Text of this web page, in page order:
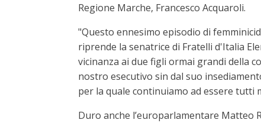
Regione Marche, Francesco Acquaroli.
"Questo ennesimo episodio di
riprende la senatrice di Fratelli d'Italia
vicinanza ai due figli ormai grandi della
nostro esecutivo sin dal suo
per la quale continuiamo ad essere tutti
Duro anche l’europarlamentare Matteo